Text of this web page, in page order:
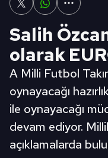
Salih
olarak
A Milli Futbol
oynayacağı
ile oynayacağı
devam ediyor.
açıklamalarda